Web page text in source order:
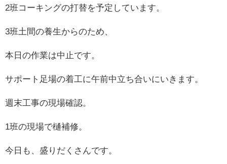
2班コーキングの打替を予定しています。
3班土間の養生からのため、
本日の作業は中止です。
サポート足場の着工に午前中立ち合いにいきます。
週末工事の現場確認。
1班の現場で樋補修。
今日も、盛りだくさんです。